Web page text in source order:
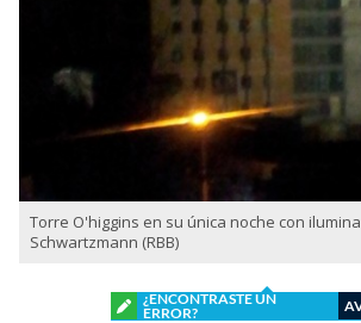
Torre O'higgins en su única noche con
Schwartzmann (RBB)
¿ENCONTRASTE UN
ERROR?